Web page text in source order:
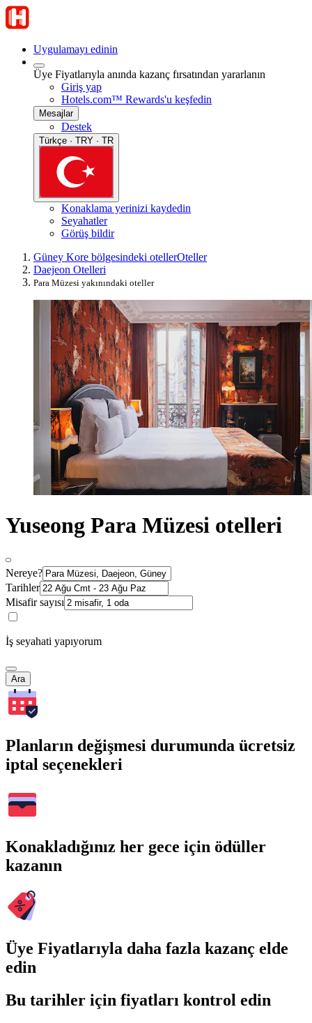
Uygulamayı edinin
Üye Fiyatlarıyla anında kazanç fırsatından yararlanın
Giriş yap
Hotels.com™ Rewards'u keşfedin
Mesajlar
Destek
Türkçe · TRY · TR
Konaklama yerinizi kaydedin
Seyahatler
Görüş bildir
Güney Kore bölgesindeki otellerOteller
Daejeon Otelleri
Para Müzesi yakınındaki oteller
Yuseong Para Müzesi otelleri
Nereye?
Tarihler
Misafir sayısı
İş seyahati yapıyorum
Ara
Planların değişmesi durumunda ücretsiz
iptal seçenekleri
Konakladığınız her gece için ödüller
kazanın
Üye Fiyatlarıyla daha fazla kazanç elde
edin
Bu tarihler için fiyatları kontrol edin